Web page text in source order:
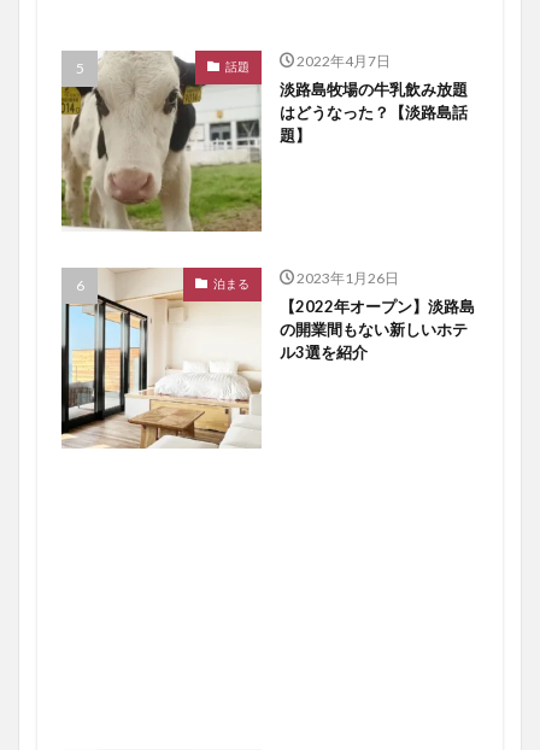
話題 2022年4月7日
淡路島牧場の牛乳飲み放題
はどうなった？【淡路島話
題】
泊まる 2023年1月26日
【2022年オープン】淡路島
の開業間もない新しいホテ
ル3選を紹介